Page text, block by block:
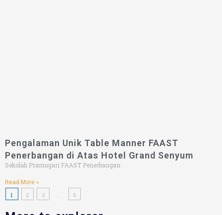
Pengalaman Unik Table Manner FAAST
Penerbangan di Atas Hotel Grand Senyum
Sekolah Pramugari FAAST Penerbangan
Read More »
1 2 3 5